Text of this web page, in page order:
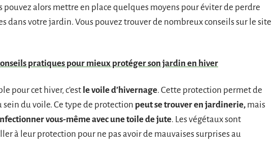
pouvez alors mettre en place quelques moyens pour éviter de perdre
dans votre jardin. Vous pouvez trouver de nombreux conseils sur le site
pratiques pour mieux protéger son jardin en hiver
pour cet hiver, c’est le voile d’hivernage. Cette protection permet de
sein du voile. Ce type de protection peut se trouver en jardinerie, mais
vous-même avec une toile de jute. Les végétaux sont
à leur protection pour ne pas avoir de mauvaises surprises au